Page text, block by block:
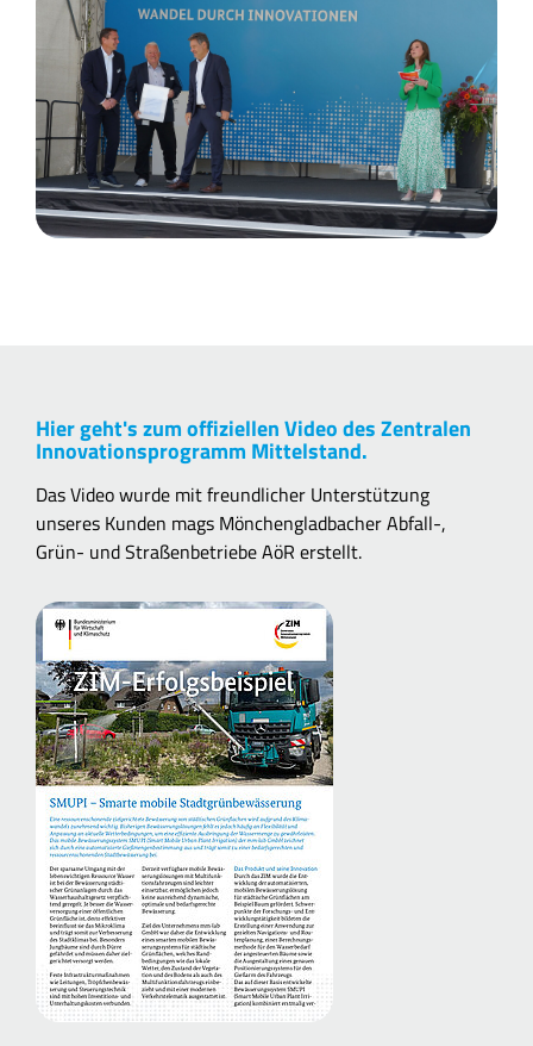
Hier geht's zum offiziellen Video des Zentralen
Innovationsprogramm Mittelstand.
DasVideo wurde mit freundlicher Unterstützung
unseres Kunden mags Mönchengladbacher Abfall-,
Grün- und Straßenbetriebe AöR erstellt.